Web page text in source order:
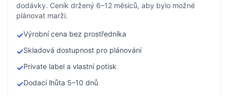
dodávky. Ceník držený 6–12 měsíců, aby bylo možné
plánovat marži.
✓Výrobní cena bez prostředníka
✓Skladová dostupnost pro plánování
✓Private label a vlastní potisk
✓Dodací lhůta 5–10 dnů